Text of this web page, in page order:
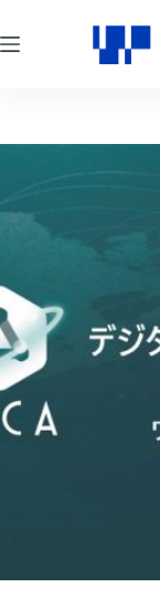
ン
テ
ス
プ